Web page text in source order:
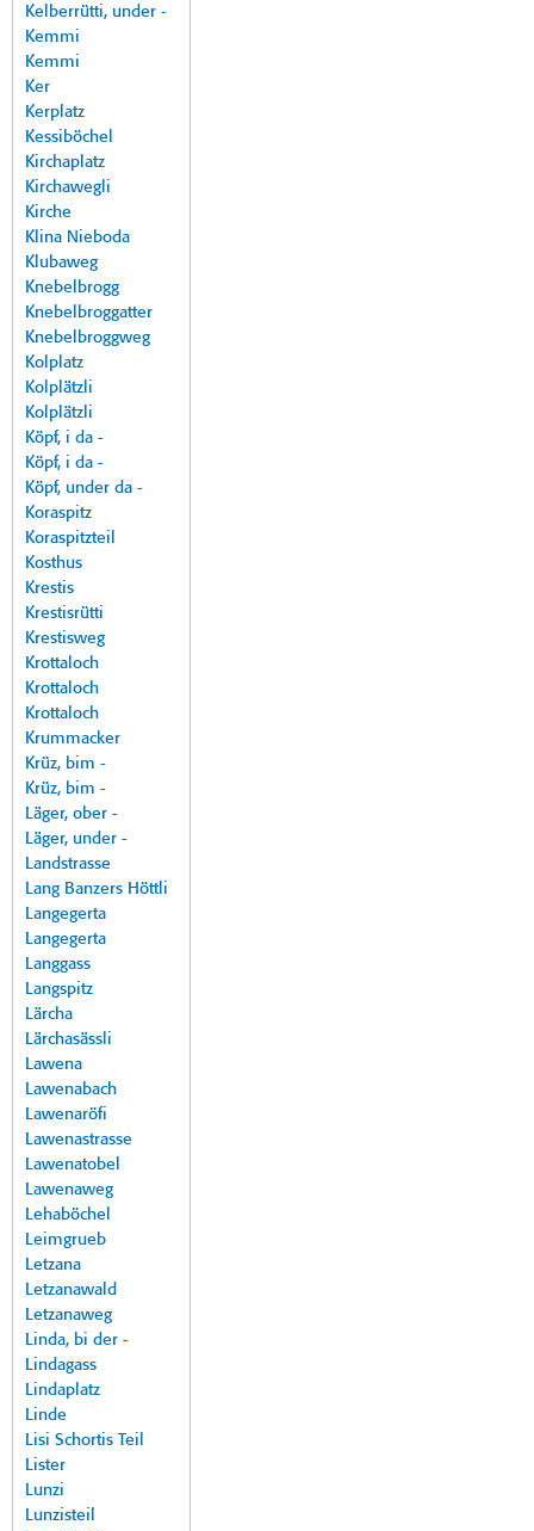
Kelberrütti, under -
Kemmi
Kemmi
Ker
Kerplatz
Kessiböchel
Kirchaplatz
Kirchawegli
Kirche
Klina Nieboda
Klubaweg
Knebelbrogg
Knebelbroggatter
Knebelbroggweg
Kolplatz
Kolplätzli
Kolplätzli
Köpf, i da -
Köpf, i da -
Köpf, under da -
Koraspitz
Koraspitzteil
Kosthus
Krestis
Krestisrütti
Krestisweg
Krottaloch
Krottaloch
Krottaloch
Krummacker
Krüz, bim -
Krüz, bim -
Läger, ober -
Läger, under -
Landstrasse
Lang Banzers Höttli
Langegerta
Langegerta
Langgass
Langspitz
Lärcha
Lärchasässli
Lawena
Lawenabach
Lawenaröfi
Lawenastrasse
Lawenatobel
Lawenaweg
Lehaböchel
Leimgrueb
Letzana
Letzanawald
Letzanaweg
Linda, bi der -
Lindagass
Lindaplatz
Linde
Lisi Schortis Teil
Lister
Lunzi
Lunzisteil